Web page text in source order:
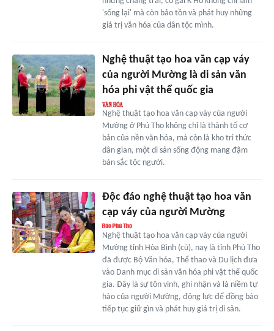
'sống lại' mà còn bảo tồn và phát huy những
giá trị văn hóa của dân tộc mình.
Nghệ thuật tạo hoa văn cạp váy
của người Mường là di sản văn
hóa phi vật thể quốc gia
Nghệ thuật tạo hoa văn cạp váy của người
Mường ở Phú Thọ không chỉ là thành tố cơ
bản của nền văn hóa, mà còn là kho tri thức
dân gian, một di sản sống động mang đậm
bản sắc tộc người.
Độc đáo nghệ thuật tạo hoa văn
cạp váy của người Mường
Nghệ thuật tạo hoa văn cạp váy của người
Mường tỉnh Hòa Bình (cũ), nay là tỉnh Phú Thọ
đã được Bộ Văn hóa, Thể thao và Du lịch đưa
vào Danh mục di sản văn hóa phi vật thể quốc
gia. Đây là sự tôn vinh, ghi nhận và là niềm tự
hào của người Mường, động lực để đồng bào
tiếp tục giữ gìn và phát huy giá trị di sản.